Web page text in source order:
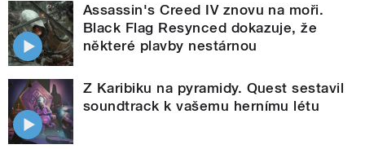
Assassin's Creed IV znovu na moři.
Black Flag Resynced dokazuje, že
některé plavby nestárnou
Z Karibiku na pyramidy. Quest sestavil
soundtrack k vašemu hernímu létu